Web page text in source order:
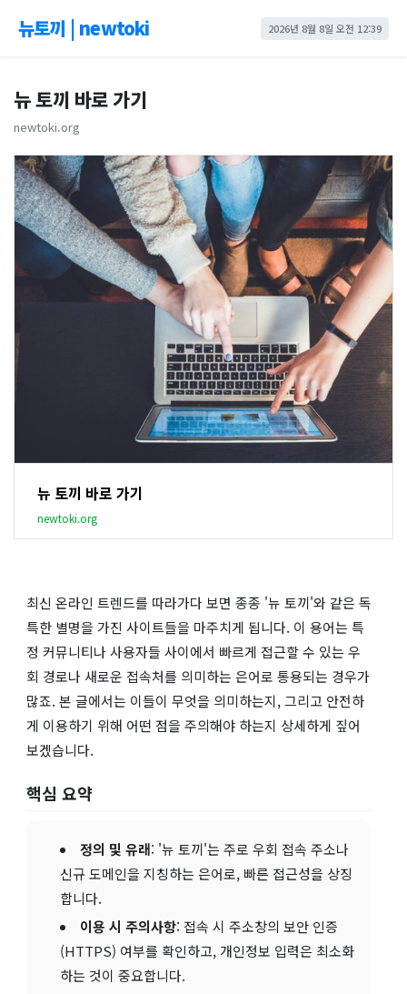
뉴토끼 | newtoki 2026년 8월 8일 오전 12:39
뉴 토끼 바로 가기
newtoki.org
뉴 토끼 바로 가기
newtoki.org
최신 온라인 트렌드를 따라가다 보면 종종 '뉴 토끼'와 같은 독
특한 별명을 가진 사이트들을 마주치게 됩니다. 이 용어는 특
정 커뮤니티나 사용자들 사이에서 빠르게 접근할 수 있는 우
회 경로나 새로운 접속처를 의미하는 은어로 통용되는 경우가
많죠. 본 글에서는 이들이 무엇을 의미하는지, 그리고 안전하
게 이용하기 위해 어떤 점을 주의해야 하는지 상세하게 짚어
보겠습니다.
핵심 요약
정의 및 유래: '뉴 토끼'는 주로 우회 접속 주소나
신규 도메인을 지칭하는 은어로, 빠른 접근성을 상징
합니다.
이용 시 주의사항: 접속 시 주소창의 보안 인증
(HTTPS) 여부를 확인하고, 개인정보 입력은 최소화
하는 것이 중요합니다.